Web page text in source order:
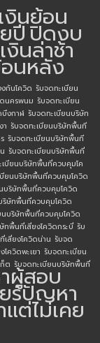
งินย้อน
ปีปิดงบ
นล่าช้า
นหลัง
กันโควิด รับจดทะเบียน
นครพนม รับจดทะเบียน
งกาฬ รับจดทะเบียนบริษัท
า รับจดทะเบียนบริษัทพื้นที
รับจดทะเบียนบริษัทพื้นที
รับจดทะเบียนบริษัทพื้นที่
เบียนบริษัทพื้นที่ควบคุมโค
บียนบริษัทพื้นที่ควบคุมโควิด
บริษัทพื้นที่ควบคุมโควิด
ริษัทพื้นที่ควบคุมโควิด
นบริษัทพื้นที่ควบคุมโควิด
ทพื้นที่เสี่ยงโควิดกระบี่ รับ
เสี่ยงโควิดน่าน รับจด
ควิดพะเยา รับจดทะเบียน
ต รับจดทะเบียนบริษัทพื้นที่
ผู้สอบ
ร์ปัญหา
ต่ไม่เคย